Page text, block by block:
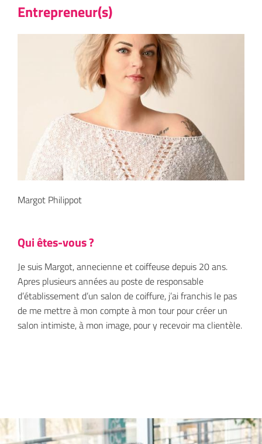
Entrepreneur(s)
Margot Philippot
Qui êtes-vous ?
Je suis Margot, annecienne et coiffeuse depuis 20 ans.
Apres plusieurs années au poste de responsable
d’établissement d’un salon de coiffure, j’ai franchis le pas
de me mettre à mon compte à mon tour pour créer un
salon intimiste, à mon image, pour y recevoir ma clientèle.